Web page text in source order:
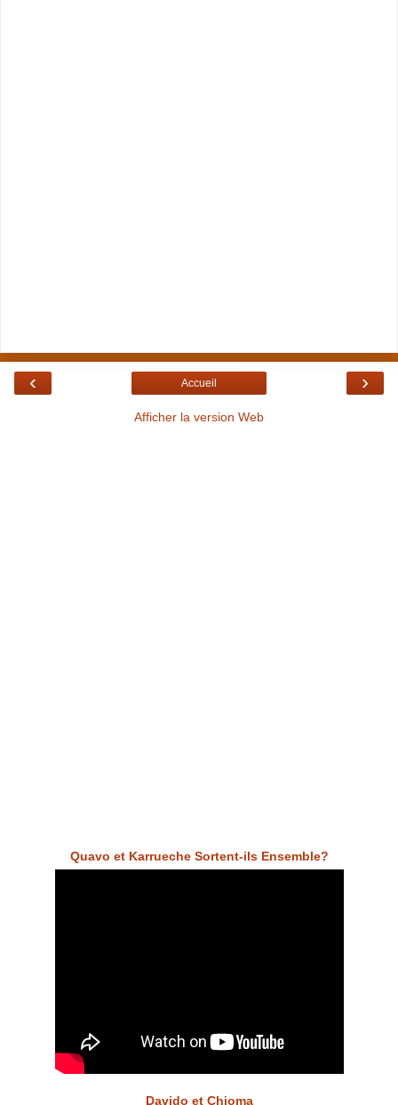
‹ ›
Accueil
Afficher la version Web
Quavo et Karrueche Sortent-ils Ensemble?
Davido et Chioma